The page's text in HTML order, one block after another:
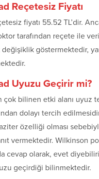
Reçetesiz Fiyatı
fiyatı 55.52 TL’dir.
tarafından reçete ile
göstermektedir,
Uyuzu Geçirir mi?
çok bilinen etki alanı uyuz
dolayı tercih
özelliği olması
vermektedir. Wilkinson
cevap olarak, evet
geçirdiği bilinmektedir.